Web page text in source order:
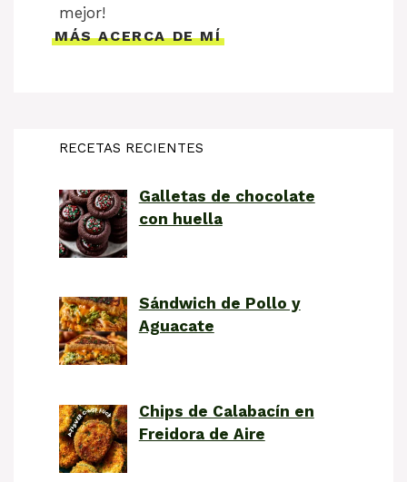
mejor!
MÁS ACERCA DE MÍ
RECETAS RECIENTES
Galletas de chocolate
con huella
Sándwich de Pollo y
Aguacate
Chips de Calabacín en
Freidora de Aire